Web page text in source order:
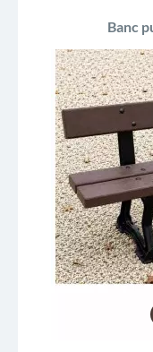
Banc